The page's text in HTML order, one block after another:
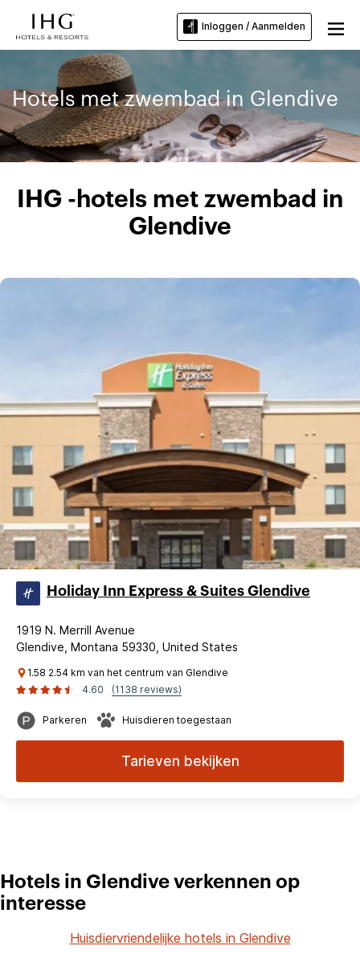
Inloggen / Aanmelden
Hotels met zwembad in Glendive
IHG -hotels met zwembad in
Glendive
Holiday Inn Express & Suites Glendive
1919 N. Merrill Avenue
Glendive, Montana 59330, United States
1.58 2.54 km van het centrum van Glendive
4.60
(1138 reviews)
Parkeren Huisdieren toegestaan
Tarieven bekijken
Hotels in Glendive verkennen op
interesse
Huisdiervriendelijke hotels in Glendive